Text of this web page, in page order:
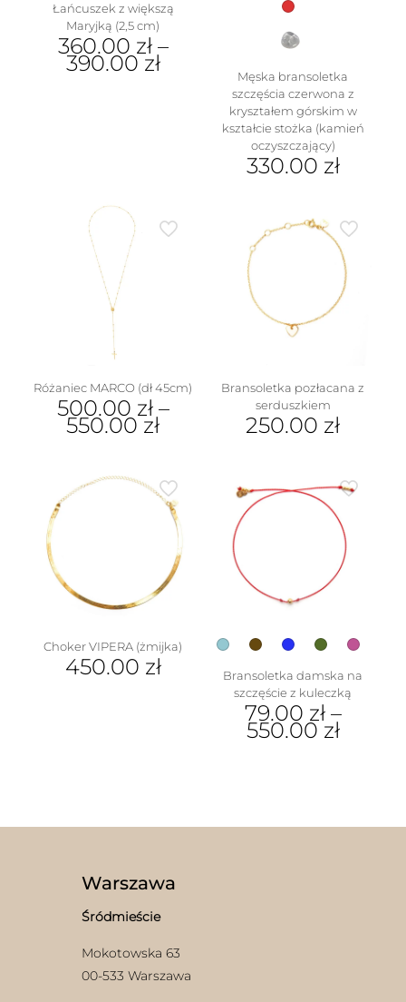
Łańcuszek z większą
Maryjką (2,5 cm)
360.00 zł–
390.00 zł
wybrać
stronie
produktu
Męska bransoletka
szczęścia czerwona z
kryształem górskim w
kształcie stożka (kamień
oczyszczający)
330.00 zł
Różaniec MARCO (dł 45cm)
500.00 zł–
550.00 zł
ma
wariantów.
stronie
Bransoletka pozłacana z
serduszkiem
250.00 zł
Choker VIPERA (żmijka)
450.00 zł
Bransoletka damska na
szczęście z kuleczką
79.00 zł–
550.00 zł
Warszawa
Śródmieście
Mokotowska 63
00-533 Warszawa